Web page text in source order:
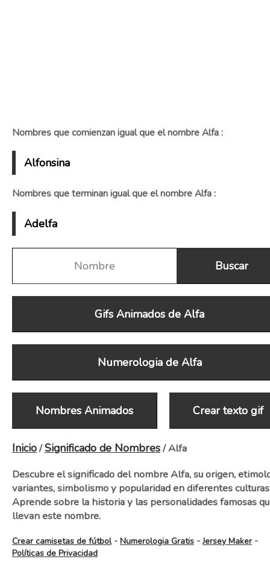
Nombres que comienzan igual que el nombre Alfa :
Alfonsina
Nombres que terminan igual que el nombre Alfa :
Adelfa
Gifs Animados de Alfa
Numerologia de Alfa
Nombres Animados Crear texto gif
Inicio/Significado de Nombres/ Alfa
Descubre el significado del nombre Alfa, su origen,
variantes, simbolismo y popularidad en diferentes
Aprende sobre la historia y las personalidades famosas
llevan este nombre.
Crear camisetas de fútbol- Numerologia Gratis -Jersey Maker-
Políticas de Privacidad